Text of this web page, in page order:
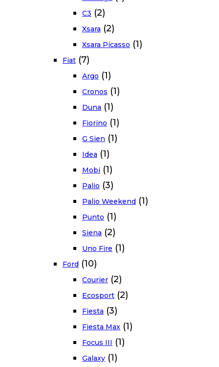
C3 (2)
Xsara (2)
Xsara Picasso (1)
Fiat (7)
Argo (1)
Cronos (1)
Duna (1)
Fiorino (1)
G Sien (1)
Idea (1)
Mobi (1)
Palio (3)
Palio Weekend (1)
Punto (1)
Siena (2)
Uno Fire (1)
Ford (10)
Courier (2)
Ecosport (2)
Fiesta (3)
Fiesta Max (1)
Focus III (1)
Galaxy (1)